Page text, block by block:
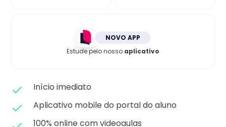
NOVO APP
Estude pelo nosso aplicativo
Início imediato
Aplicativo mobile do portal do aluno
100% online com videoaulas